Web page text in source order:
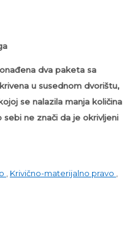
dva paketa sa
u susednom dvorištu,
se nalazila manja količina
sebi ne znači da je okrivljeni
Krivično-materijalno pravo